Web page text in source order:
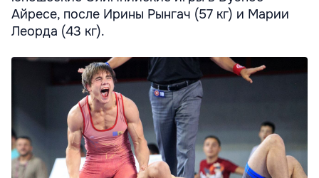
Айресе, после Ирины Рынгач (57 кг) и Марии
Леорда (43 кг).